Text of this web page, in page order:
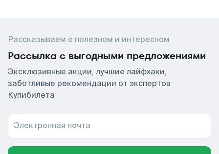
Рассказываем о полезном и интересном
Рассылка с выгодными предложениями
Эксклюзивные акции, лучшие лайфхаки,
заботливые рекомендации от экспертов
Купибилета
Электронная почта